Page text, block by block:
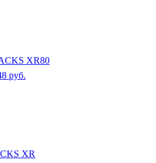
XR80
руб.
XR